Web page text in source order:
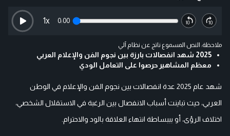
0:00
1x
ملاحظة: النص المسموع ناتج عن نظام آلي
2025 شهد انفصالات بارزة بين نجوم الفن والإعلام العربي
معظم المشاهير حرصوا على التعامل الودي
شهد عام 2025 عدة انفصالات بين نجوم الفن والإعلام في الوطن
العربي، حيث تباينت أسباب الانفصال بين الرغبة في الاستقلال الشخصي،
اختلاف الرؤى، أو بببساطة انتهاء العلاقة بالود والاحترام.